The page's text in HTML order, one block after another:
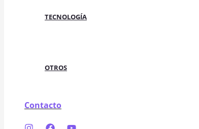
TECNOLOGÍA
OTROS
Contacto